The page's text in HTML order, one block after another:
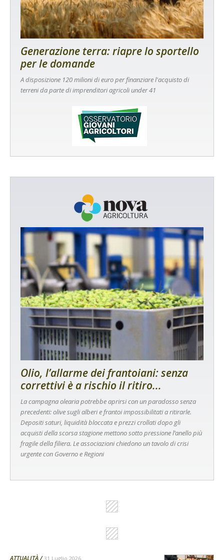
Generazione terra: riapre lo sportello
per le domande
A disposizione 120 milioni di euro per finanziare l'acquisto di
terreni da parte di imprenditori agricoli under 41
Olio, l’allarme dei frantoiani: senza
correttivi è a rischio il ritiro...
La campagna olearia potrebbe aprirsi con un paradosso senza
precedenti: olive sugli alberi e frantoi impossibilitati a ritirarle.
Depositi saturi, liquidità bloccata e prezzi crollati dopo gli
acquisti della scorsa stagione mettono sotto pressione l’anello più
fragile della filiera. Le associazioni chiedono un tavolo di crisi
urgente con Governo e Regioni
ATTUALITÀ 31 Luglio 2026